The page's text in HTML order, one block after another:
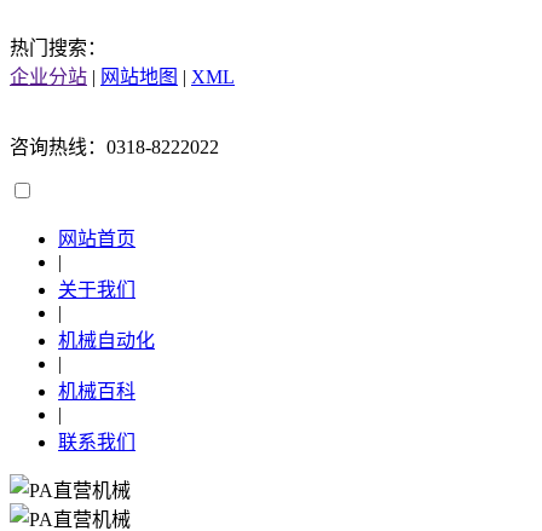
热门搜索：
企业分站 | 网站地图 | XML
咨询热线：0318-8222022
网站首页
|
关于我们
|
机械自动化
|
机械百科
|
联系我们